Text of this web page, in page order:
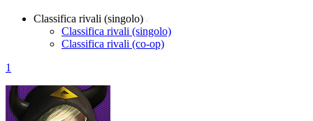
Classifica rivali (singolo)
Classifica rivali (singolo)
Classifica rivali (co-op)
1